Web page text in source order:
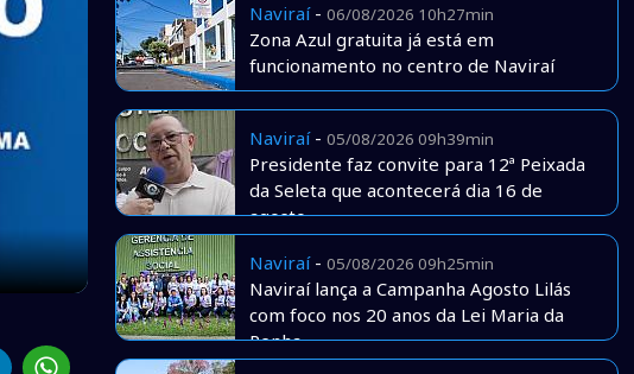
Naviraí- 06/08/2026 10h27min
Zona Azul gratuita já está em
funcionamento no centro de Naviraí
Naviraí- 05/08/2026 09h39min
Presidente faz convite para 12ª Peixada
da Seleta que acontecerá dia 16 de
agosto
Naviraí- 05/08/2026 09h25min
Naviraí lança a Campanha Agosto Lilás
com foco nos 20 anos da Lei Maria da
Penha